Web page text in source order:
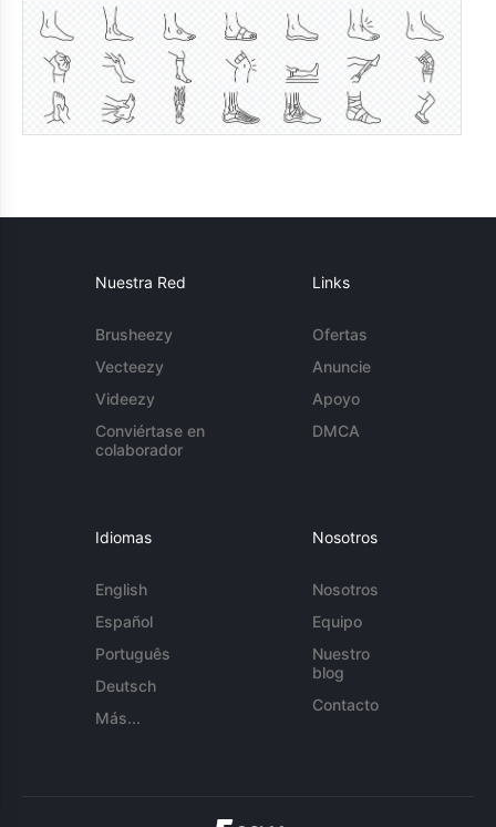
Nuestra Red
Brusheezy
Vecteezy
Videezy
Conviértase en
colaborador
Links
Ofertas
Anuncie
Apoyo
DMCA
Idiomas
English
Español
Português
Deutsch
Más...
Nosotros
Nosotros
Equipo
Nuestro
blog
Contacto